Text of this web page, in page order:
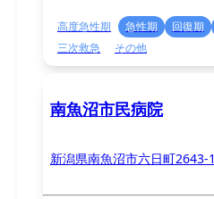
高度急性期 急性期 回復期
三次救急
その他
南魚沼市民病院
新潟県南魚沼市六日町2643-1